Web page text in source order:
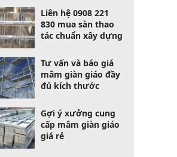
Liên hệ 0908 221
830 mua sàn thao
tác chuẩn xây dựng
Tư vấn và báo giá
mâm giàn giáo đầy
đủ kích thước
Gợi ý xưởng cung
cấp mâm giàn giáo
giá rẻ